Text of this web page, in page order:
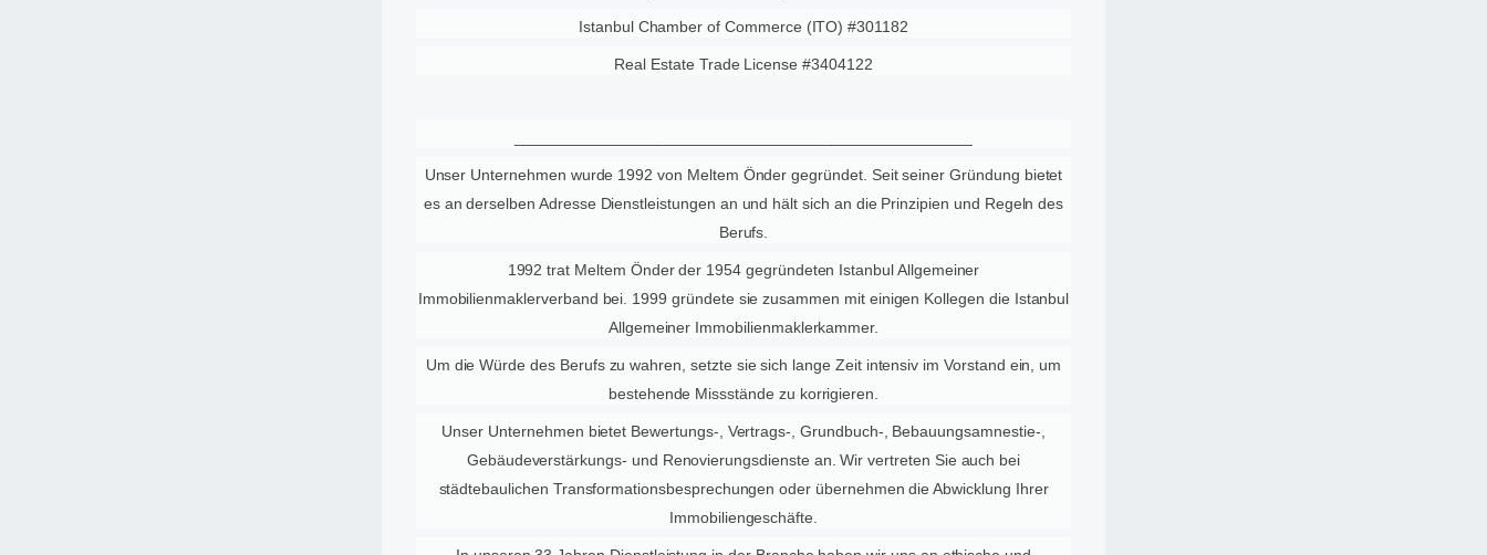
Istanbul Chamber of Commerce (ITO) #301182
Real Estate Trade License #3404122
Unser Unternehmen wurde 1992 von Meltem Önder gegründet. Seit seiner Gründung bietet
es an derselben Adresse Dienstleistungen an und hält sich an die Prinzipien und Regeln des
Berufs.
1992 trat Meltem Önder der 1954 gegründeten Istanbul Allgemeiner
Immobilienmaklerverband bei. 1999 gründete sie zusammen mit einigen Kollegen die Istanbul
Allgemeiner Immobilienmaklerkammer.
Um die Würde des Berufs zu wahren, setzte sie sich lange Zeit intensiv im Vorstand ein, um
bestehende Missstände zu korrigieren.
Unser Unternehmen bietet Bewertungs-, Vertrags-, Grundbuch-, Bebauungsamnestie-,
Gebäudeverstärkungs- und Renovierungsdienste an. Wir vertreten Sie auch bei
städtebaulichen Transformationsbesprechungen oder übernehmen die Abwicklung Ihrer
Immobiliengeschäfte.